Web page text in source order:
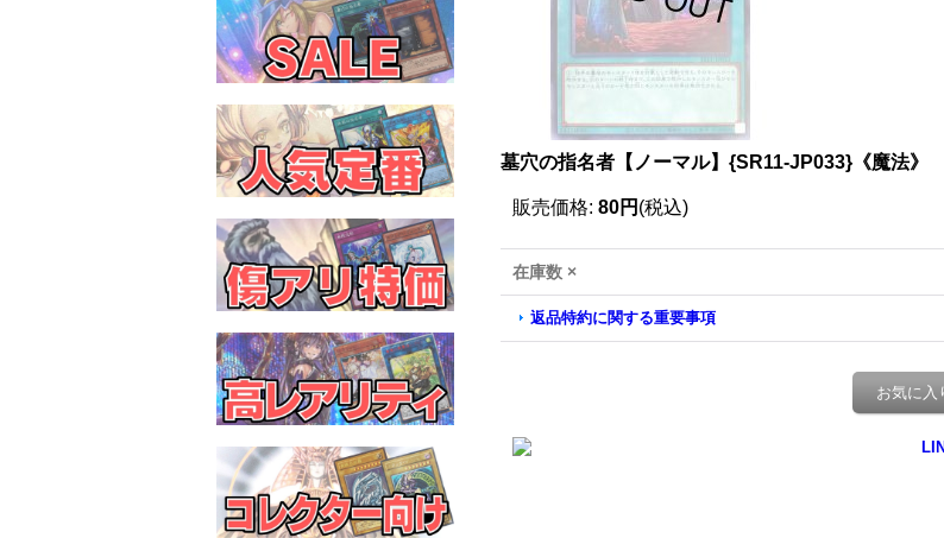
墓穴の指名者【ノーマル】{SR11-JP033}《魔法》
販売価格: 80円 (税込)
在庫数 ×
返品特約に関する重要事項
お気に入